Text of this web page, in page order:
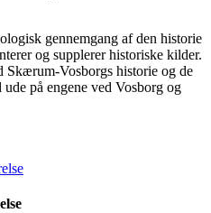
gennemgang af den historie
og supplerer historiske kilder.
Skærum-Vosborgs historie og de
på engene ved Vosborg og